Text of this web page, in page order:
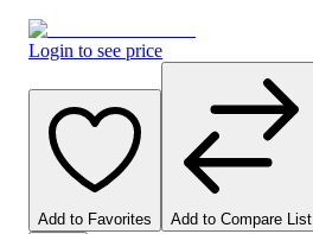
Login to see price
Add to Favorites Add to Compare List